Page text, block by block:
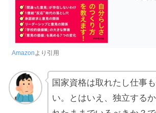
Amazonより引用
国家資格は取れたし仕事
い。とはいえ、独立する